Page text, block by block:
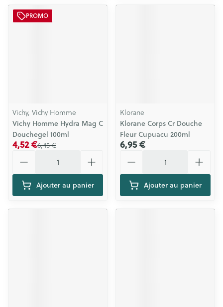
PROMO
Vichy, Vichy Homme
Vichy Homme Hydra Mag C
Douchegel 100ml
6,45 €
4,52 €
Ajouter au panier
Klorane
Klorane Corps Cr Douche
Fleur Cupuacu 200ml
6,95 €
Ajouter au panier